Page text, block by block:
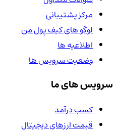
مرکز پشتیبانی
لوگو های کیف پول من
اطلاعیه ها
وضعیت سرویس ها
سرویس های ما
کسب درآمد
قیمت ارزهای دیجیتال